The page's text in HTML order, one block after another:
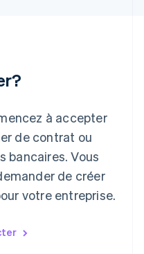
à accepter
de contrat ou
bancaires. Vous
de créer
votre entreprise.